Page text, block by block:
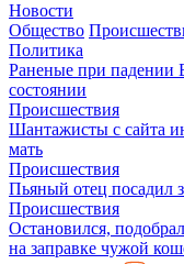
Новости
Общество
Политика
Раненые при падении
состоянии
Происшествия
Шантажисты с сайта
мать
Происшествия
Пьяный отец посадил
Происшествия
Остановился,
на заправке чужой